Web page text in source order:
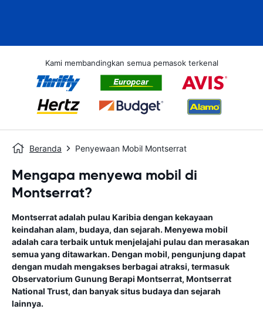
Kami membandingkan semua pemasok terkenal
Beranda Penyewaan Mobil Montserrat
Mengapa menyewa mobil di
Montserrat?
Montserrat adalah pulau Karibia dengan kekayaan
keindahan alam, budaya, dan sejarah. Menyewa mobil
adalah cara terbaik untuk menjelajahi pulau dan merasakan
semua yang ditawarkan. Dengan mobil, pengunjung dapat
dengan mudah mengakses berbagai atraksi, termasuk
Observatorium Gunung Berapi Montserrat, Montserrat
National Trust, dan banyak situs budaya dan sejarah
lainnya.